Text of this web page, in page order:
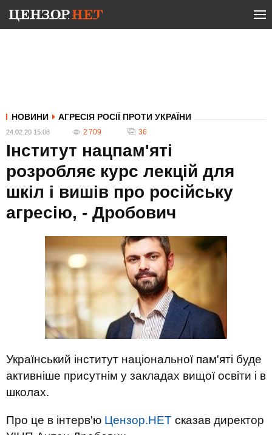
НОВИНИ АГРЕСІЯ РОСІЇ ПРОТИ УКРАЇНИ
24.02.20 15:08 2 709 36
Інститут нацпам'яті
розробляє курс лекцій для
шкіл і вишів про російську
агресію, - Дробович
Український інститут національної пам'яті буде
активніше присутнім у закладах вищої освіти і в
школах.
Про це в інтерв'ю Цензор.НЕТ сказав директор